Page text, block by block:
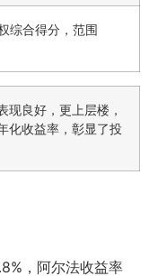
综合得分，范围
良好，更上层楼，
化收益率，彰显了投
，阿尔法收益率